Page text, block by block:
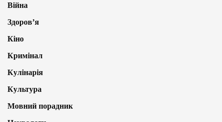
Війна
Здоров’я
Кіно
Кримінал
Кулінарія
Культура
Мовний порадник